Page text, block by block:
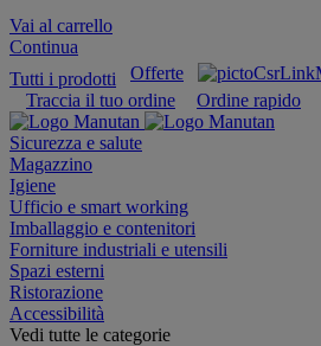
Vai al carrello
Continua
Tutti i prodotti
Offerte
Traccia il tuo ordine
Ordine rapido
Sicurezza e salute
Magazzino
Igiene
Ufficio e smart working
Imballaggio e contenitori
Forniture industriali e utensili
Spazi esterni
Ristorazione
Accessibilità
Vedi tutte le categorie